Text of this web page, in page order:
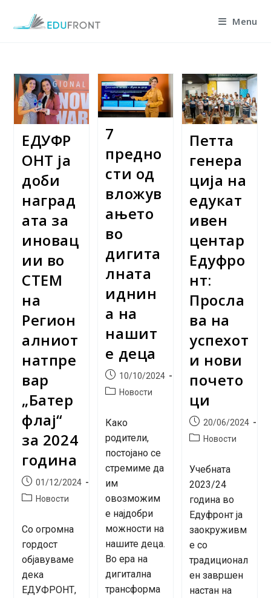
Menu
ЕДУФР
ОНТ ја
доби
наград
ата за
иновац
ии во
СТЕМ
на
Регион
алниот
натпре
вар
„Батер
флај“
за 2024
година
Post
published:
01/12/2024
PostНовости
Со огромна
гордост
објавуваме
дека
ЕДУФРОНТ,
7
предно
сти од
вложув
ањето
во
дигита
лната
иднин
а на
нашит
е деца
Post
published:
10/10/2024
PostНовости
Како
родители,
постојано се
стремиме да
им
овозможим
е најдобри
можности на
нашите деца.
Во ера на
дигитална
трансформа
Петта
генера
ција на
едукат
ивен
центар
Едуфро
нт:
Просла
ва на
успехот
и нови
почето
ци
Post
published:
20/06/2024
PostНовости
Учебната
2023/24
година во
Едуфронт ја
заокруживм
е со
традиционал
ен завршен
настан на